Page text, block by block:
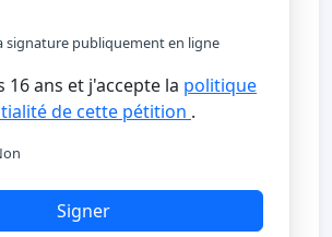
signature publiquement en ligne
16 ans et j'accepte la politique
de cette pétition .
Signer